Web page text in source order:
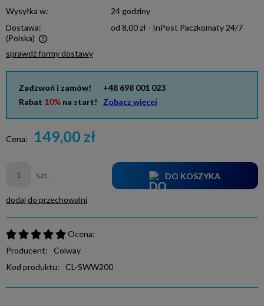
Wysyłka w:
24 godziny
Dostawa:
od 8,00 zł - InPost Paczkomaty 24/7
(Polska)
Cena nie zawiera ewentualnych kosztów płatności
sprawdź formy dostawy
Zadzwoń i zamów!
+48 698 001 023
Rabat 10% na start! Zobacz więcej
Cena: 149,00 zł
szt. DO KOSZYKA
dodaj do przechowalni
Ocena:
Producent:
Colway
Kod produktu:
CL-SWW200